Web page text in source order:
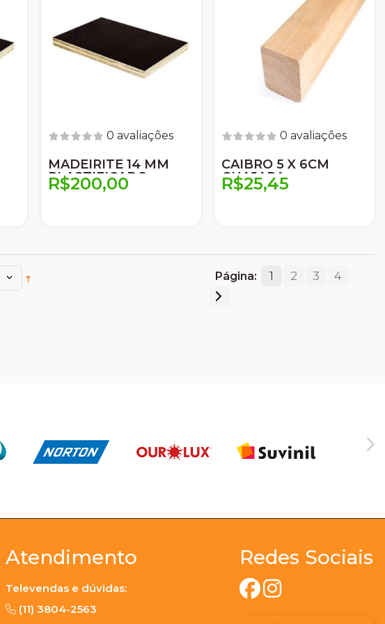
0 avaliações
MADEIRITE 14 MM
PLASTIFICADO
R$200,00
0 avaliações
CAIBRO 5 X 6CM
GUAJARA
R$25,45
Página: 1 2 3 4
Atendimento
Televendas e dúvidas:
(11) 3804-2563
Redes Sociais